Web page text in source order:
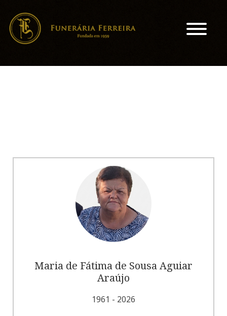
Maria de Fátima de Sousa Aguiar
Araújo
1961 - 2026